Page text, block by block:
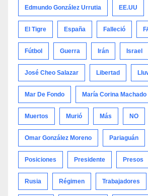
Edmundo González Urrutia EE.UU
El Tigre España Falleció
Fútbol Guerra Irán Israel
José Cheo Salazar Libertad
Mar De Fondo María Corina Machado
Muertos Murió Más NO
Omar González Moreno Pariaguán
Posiciones Presidente Presos
Rusia Régimen Trabajadores